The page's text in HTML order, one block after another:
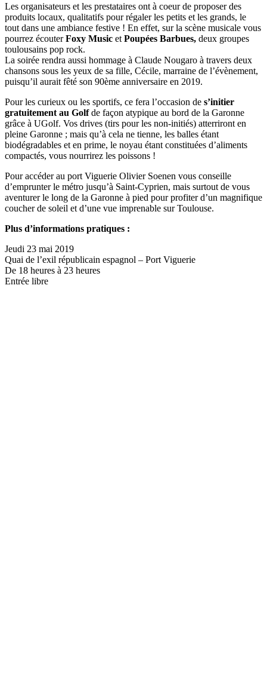
Les organisateurs et les prestataires ont à coeur de proposer des
produits locaux, qualitatifs pour régaler les petits et les grands, le
tout dans une ambiance festive ! En effet, sur la scène musicale vous
pourrez écouterFoxy Music et Poupées Barbues, deux groupes
toulousains pop rock.
La soirée rendra aussi hommage à Claude Nougaro à travers deux
chansons sous les yeux de sa fille, Cécile, marraine de l’évènement,
puisqu’il aurait fêté son 90ème anniversaire en 2019.
Pour les curieux ou les sportifs, ce fera l’occasion de s’initier
gratuitement au Golfde façon atypique au bord de la Garonne
grâce à UGolf. Vos drives (tirs pour les non-initiés) atterriront en
pleine Garonne ; mais qu’à cela ne tienne, les balles étant
biodégradables et en prime, le noyau étant constituées d’aliments
compactés, vous nourrirez les poissons !
Pour accéder au port Viguerie Olivier Soenen vous conseille
d’emprunter le métro jusqu’à Saint-Cyprien, mais surtout de vous
aventurer le long de la Garonne à pied pour profiter d’un magnifique
coucher de soleil et d’une vue imprenable sur Toulouse.
Plus d’informations pratiques :
Jeudi 23 mai 2019
Quai de l’exil républicain espagnol – Port Viguerie
De 18 heures à 23 heures
Entrée libre